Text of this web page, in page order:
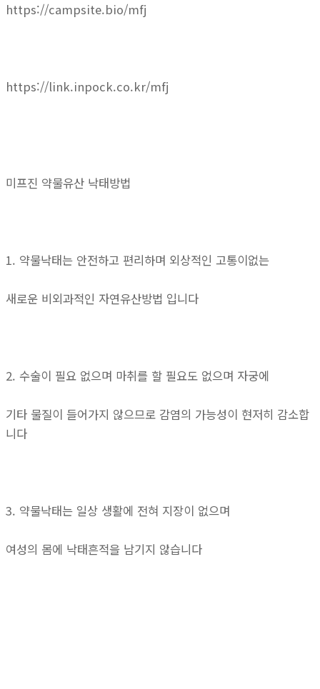
https://campsite.bio/mfj
https://link.inpock.co.kr/mfj
미프진 약물유산 낙태방법
1. 약물낙태는 안전하고 편리하며 외상적인 고통이없는
새로운 비외과적인 자연유산방법 입니다
2. 수술이 필요 없으며 마취를 할 필요도 없으며 자궁에
기타 물질이 들어가지 않으므로 감염의 가능성이 현저히 감소합
니다
3. 약물낙태는 일상 생활에 전혀 지장이 없으며
여성의 몸에 낙태흔적을 남기지 않습니다